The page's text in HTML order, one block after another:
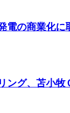
電の商業化に
ング、苫小牧